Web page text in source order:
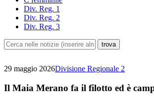
Div. Reg. 1
Div. Reg. 2
Div. Reg. 3
29 maggio 2026Divisione Regionale 2
Il Maia Merano fa il filotto ed è